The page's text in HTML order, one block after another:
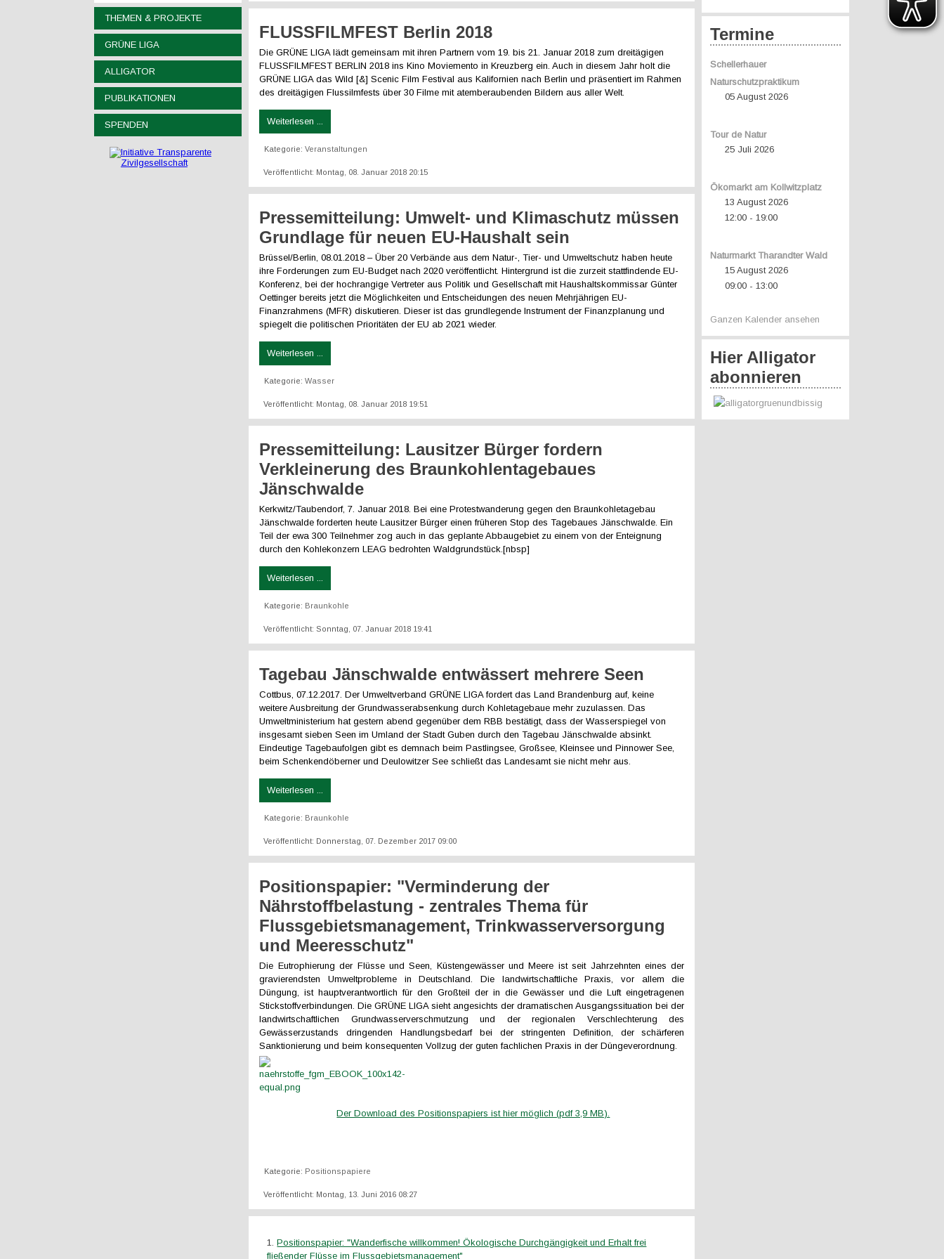
THEMEN & PROJEKTE
GRÜNE LIGA
ALLIGATOR
PUBLIKATIONEN
SPENDEN
FLUSSFILMFEST Berlin 2018
Die GRÜNE LIGA lädt gemeinsam mit ihren Partnern vom 19. bis 21. Januar 2018 zum dreitägigen
FLUSSFILMFEST BERLIN 2018 ins Kino Moviemento in Kreuzberg ein. Auch in diesem Jahr holt die
GRÜNE LIGA das Wild [&] Scenic Film Festival aus Kalifornien nach Berlin und präsentiert im Rahmen
des dreitägigen Flussilmfests über 30 Filme mit atemberaubenden Bildern aus aller Welt.
Weiterlesen ...
Kategorie:Veranstaltungen
Veröffentlicht: Montag, 08. Januar 2018 20:15
Pressemitteilung: Umwelt- und Klimaschutz müssen
Grundlage für neuen EU-Haushalt sein
Brüssel/Berlin, 08.01.2018 – Über 20 Verbände aus dem Natur-, Tier- und Umweltschutz haben heute
ihre Forderungen zum EU-Budget nach 2020 veröffentlicht. Hintergrund ist die zurzeit stattfindende EU-
Konferenz, bei der hochrangige Vertreter aus Politik und Gesellschaft mit Haushaltskommissar Günter
Oettinger bereits jetzt die Möglichkeiten und Entscheidungen des neuen Mehrjährigen EU-
Finanzrahmens (MFR) diskutieren. Dieser ist das grundlegende Instrument der Finanzplanung und
spiegelt die politischen Prioritäten der EU ab 2021 wieder.
Weiterlesen ...
Kategorie:Wasser
Veröffentlicht: Montag, 08. Januar 2018 19:51
Pressemitteilung: Lausitzer Bürger fordern
Verkleinerung des Braunkohlentagebaues
Jänschwalde
Kerkwitz/Taubendorf, 7. Januar 2018. Bei eine Protestwanderung gegen den Braunkohletagebau
Jänschwalde forderten heute Lausitzer Bürger einen früheren Stop des Tagebaues Jänschwalde. Ein
Teil der ewa 300 Teilnehmer zog auch in das geplante Abbaugebiet zu einem von der Enteignung
durch den Kohlekonzern LEAG bedrohten Waldgrundstück.[nbsp]
Weiterlesen ...
Kategorie: Braunkohle
Veröffentlicht: Sonntag, 07. Januar 2018 19:41
Tagebau Jänschwalde entwässert mehrere Seen
Cottbus, 07.12.2017. Der Umweltverband GRÜNE LIGA fordert das Land Brandenburg auf, keine
weitere Ausbreitung der Grundwasserabsenkung durch Kohletagebaue mehr zuzulassen. Das
Umweltministerium hat gestern abend gegenüber dem RBB bestätigt, dass der Wasserspiegel von
insgesamt sieben Seen im Umland der Stadt Guben durch den Tagebau Jänschwalde absinkt.
Eindeutige Tagebaufolgen gibt es demnach beim Pastlingsee, Großsee, Kleinsee und Pinnower See,
beim Schenkendöberner und Deulowitzer See schließt das Landesamt sie nicht mehr aus.
Weiterlesen ...
Kategorie: Braunkohle
Veröffentlicht: Donnerstag, 07. Dezember 2017 09:00
Positionspapier: "Verminderung der
Nährstoffbelastung - zentrales Thema für
Flussgebietsmanagement, Trinkwasserversorgung
und Meeresschutz"
Die Eutrophierung der Flüsse und Seen, Küstengewässer und Meere ist seit Jahrzehnten eines der
gravierendsten Umweltprobleme in Deutschland. Die landwirtschaftliche Praxis, vor allem die
Düngung, ist hauptverantwortlich für den Großteil der in die Gewässer und die Luft eingetragenen
Stickstoffverbindungen. Die GRÜNE LIGA sieht angesichts der dramatischen Ausgangssituation bei der
landwirtschaftlichen Grundwasserverschmutzung und der regionalen Verschlechterung des
Gewässerzustands dringenden Handlungsbedarf bei der stringenten Definition, der schärferen
Sanktionierung und beim konsequenten Vollzug der guten fachlichen Praxis in der Düngeverordnung.
Der Download des Positionspapiers ist hier möglich (pdf 3,9 MB).
Kategorie: Positionspapiere
Veröffentlicht: Montag, 13. Juni 2016 08:27
Positionspapier: "Wanderfische willkommen! Ökologische Durchgängigkeit und Erhalt frei
fließender Flüsse im Flussgebietsmanagement"
Termine
Schellerhauer
Naturschutzpraktikum
05 August 2026
Tour de Natur
25 Juli 2026
Ökomarkt am Kollwitzplatz
13 August 2026
12:00 -19:00
Naturmarkt Tharandter Wald
15 August 2026
09:00 -13:00
Ganzen Kalender ansehen
Hier Alligator
abonnieren